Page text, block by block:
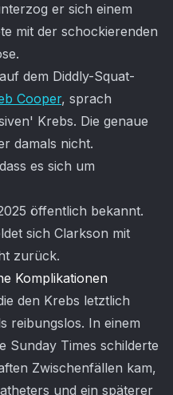
er sich einem
mit der schockierenden
dem Diddly-Squat-
Cooper, sprach
Krebs. Die genaue
damals nicht.
es sich um
öffentlich bekannt.
sich Clarkson mit
zurück.
Komplikationen
den Krebs letztlich
reibungslos. In einem
Sunday Times schilderte
Zwischenfällen kam,
und ein späterer